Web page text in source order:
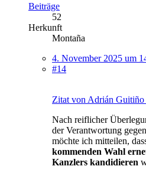
Beiträge
52
Herkunft
Montaña
4. November 2025 um
#14
Zitat von Adrián Guitiño
Nach reiflicher
der Verantwortung
möchte ich mitteilen,
kommenden Wahl
Kanzlers kandidieren